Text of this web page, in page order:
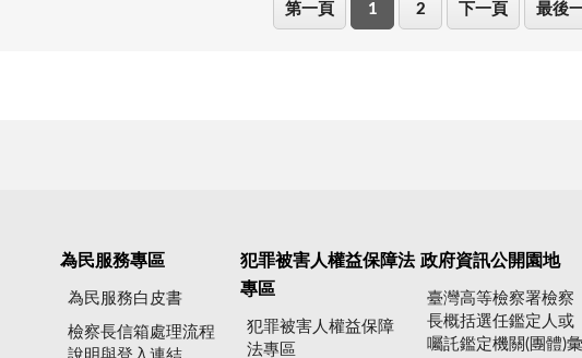
第一頁 1 2 下一頁 最後
為民服務專區
為民服務白皮書
檢察長信箱處理流程
犯罪被害人權益保障法
專區
犯罪被害人權益保障
法專區
政府資訊公開園地
臺灣高等檢察署檢察
長概括選任鑑定人或
囑託鑑定機關(團體)